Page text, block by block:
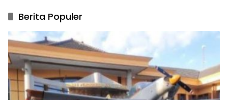
Berita Populer